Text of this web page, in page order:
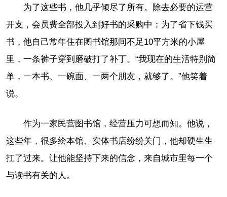
为了这些书，他几乎倾尽了所有。除去必要的运营
开支，会员费全部投入到好书的采购中；为了省下钱买
书，他自己常年住在图书馆那间不足10平方米的小屋
里，一条裤子穿到磨破打了补丁。“我现在的生活特别简
单，一本书、一碗面、一两个朋友，就够了。”他笑着
说。
作为一家民营图书馆，经营压力可想而知。他说，
这些年，很多绘本馆、实体书店纷纷关门，他却硬生生
扛了过来。让他能坚持下来的信念，来自城市里每一个
与读书有关的人。